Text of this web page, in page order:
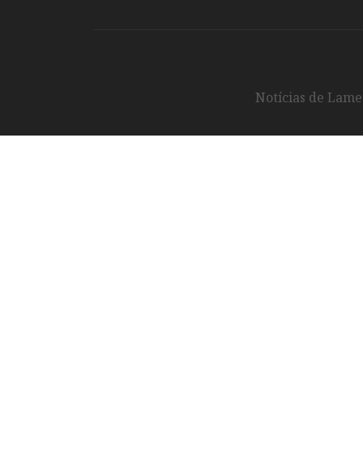
Notícias de